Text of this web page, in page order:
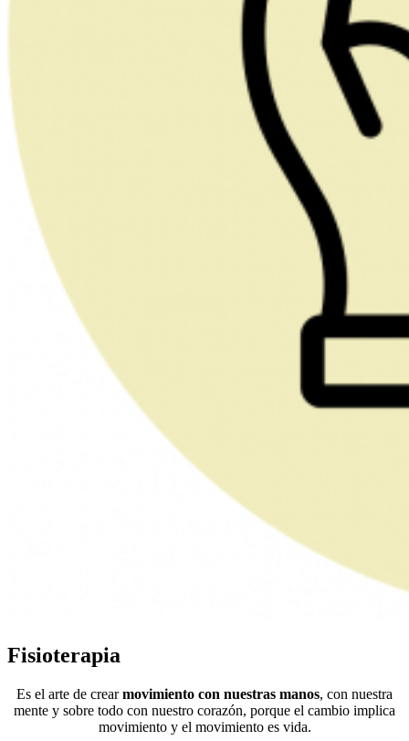
Fisioterapia
Es el arte de crearmovimiento con nuestras manos, con nuestra
mente y sobre todo con nuestro corazón, porque el cambio implica
movimiento y el movimiento es vida.